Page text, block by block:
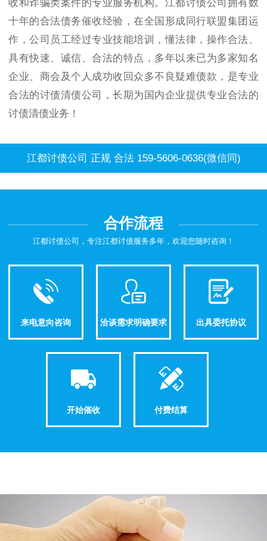
收和诈骗类案件的专业服务机构。江都讨债公司拥有数
十年的合法债务催收经验，在全国形成同行联盟集团运
作，公司员工经过专业技能培训，懂法律，操作合法、
具有快速、诚信、合法的特点，多年以来已为多家知名
企业、商会及个人成功收回众多不良疑难债款，是专业
合法的讨债清债公司，长期为国内企业提供专业合法的
讨债清债业务！
江都讨债公司 正规 合法 159-5606-0636(微信同)
合作流程
江都讨债公司，专注江都讨债服务多年，欢迎您随时咨询！
来电意向咨询 洽谈需求明确要求 出具委托协议
开始催收 付费结算